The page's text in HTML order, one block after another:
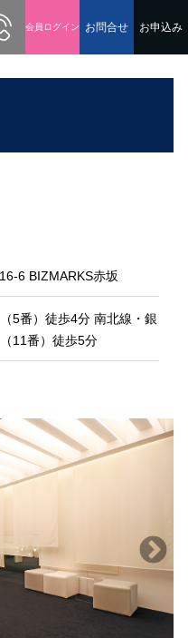
会員ログイン お問合せ お申込み
6 BIZMARKS赤坂
5番）徒歩4分 南北線・銀
11番）徒歩5分